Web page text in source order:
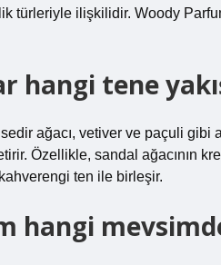
türleriyle ilişkilidir. Woody
hangi tene
ağacı, vetiver ve paçuli
Özellikle, sandal ağacının
ten ile birleşir.
hangi